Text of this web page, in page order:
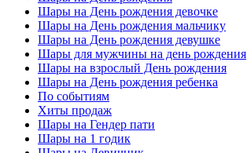
Шары на День рождения девочке
Шары на День рождения мальчику
Шары на День рождения девушке
Шары для мужчины на день рождения
Шары на взрослый День рождения
Шары на День рождения ребенка
По событиям
Хиты продаж
Шары на Гендер пати
Шары на 1 годик